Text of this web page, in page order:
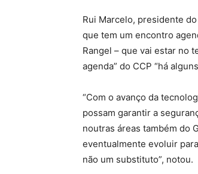
Rui Marcelo, presidente
que tem um encontro
Rangel – que vai estar no
agenda” do CCP “há
“Com o avanço da
possam garantir a
noutras áreas também do
eventualmente evoluir
não um substituto”, notou.